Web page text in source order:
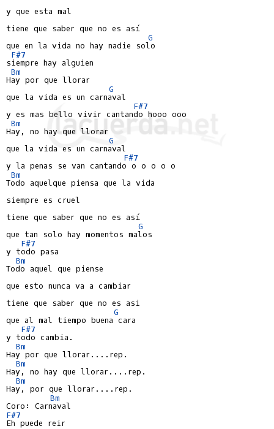
y que esta mal
tiene que saber que no es así
G
que en la vida no hay nadie solo
F#7
siempre hay alguien
Bm
Hay por que llorar
G
que la vida es un carnaval
F#7
y es mas bello vivir cantando hooo ooo
Bm
Hay, no hay que llorar
G
que la vida es un carnaval
F#7
y la penas se van cantando o o o o o
Bm
Todo aquelque piensa que la vida
siempre es cruel
tiene que saber que no es así
G
que tan solo hay momentos malos
F#7
y todo pasa
Bm
Todo aquel que piense
que esto nunca va a cambiar
tiene que saber que no es asi
G
que al mal tiempo buena cara
F#7
y todo cambia.
Bm
Hay por que llorar....rep.
Bm
Hay, no hay que llorar....rep.
Bm
Hay, por que llorar....rep.
Bm
F#7
Eh puede reir